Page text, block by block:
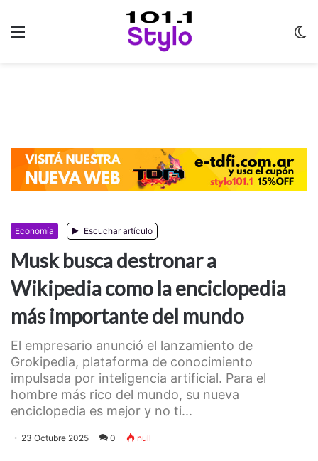
Economía Escuchar artículo
Musk busca destronar a
Wikipedia como la enciclopedia
más importante del mundo
El empresario anunció el lanzamiento de
Grokipedia, plataforma de conocimiento
impulsada por inteligencia artificial. Para el
hombre más rico del mundo, su nueva
enciclopedia es mejor y no ti...
23 Octubre 2025 0 null